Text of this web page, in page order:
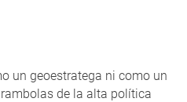
un geoestratega ni como un
de la alta política